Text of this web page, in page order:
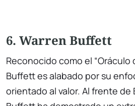
6. Warren Buffett
Reconocido como el “Oráculo
Buffett es alabado por su
orientado al valor. Al frente de